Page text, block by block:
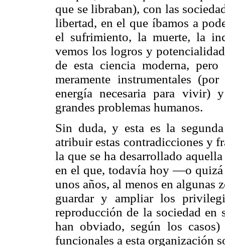
que se libraban), con las
libertad, en el que íbamos a
el sufrimiento, la muerte, la
vemos los logros y
de esta ciencia moderna,
meramente instrumentales
energía necesaria para vivir)
grandes problemas humanos.
Sin duda, y esta es la
atribuir estas contradicciones y
la que se ha desarrollado
en el que, todavía hoy —o quizá
unos años, al menos en algunas
guardar y ampliar los
reproducción de la sociedad en
han obviado, según los casos)
funcionales a esta organización